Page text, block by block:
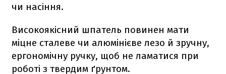
чи насіння.
Високоякісний шпатель повинен мати
міцне сталеве чи алюмінієве лезо й зручну,
ергономічну ручку, щоб не ламатися при
роботі з твердим ґрунтом.